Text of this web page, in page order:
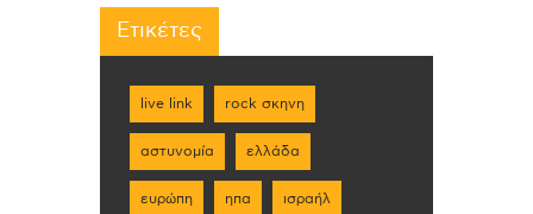
Ετικέτες
live link rock σκηνη
αστυνομία ελλάδα
ευρώπη ηπα ισραήλ